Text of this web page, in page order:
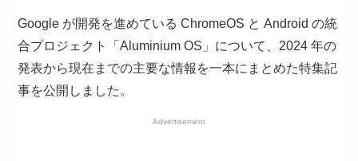
Google が開発を進めている ChromeOS と Android の統
合プロジェクト「Aluminium OS」について、2024 年の
発表から現在までの主要な情報を一本にまとめた特集記
事を公開しました。
Advertisement